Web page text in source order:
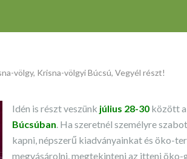
völgy, Krisna-völgyi Búcsú, Vegyél részt!
Idén is részt veszünk július 28-30 között a
Búcsúban. Ha szeretnél személyre
kapni, népszerű kiadványainkat és öko-
megvásárolni, megtekinteni az itteni